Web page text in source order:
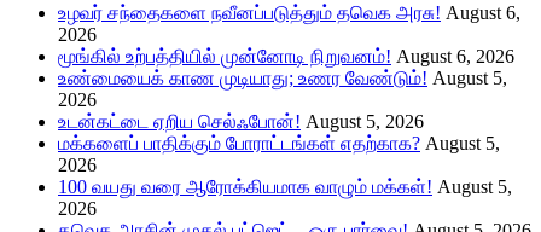
உழவர் சந்தைகளை நவீனப்படுத்தும் தவெக அரசு! August 6,
2026
மூங்கில் உற்பத்தியில் முன்னோடி நிறுவனம்! August 6, 2026
உண்மையைக் காண முடியாது; உணர வேண்டும்! August 5,
2026
உடன்கட்டை ஏறிய செல்ஃபோன்! August 5, 2026
மக்களைப் பாதிக்கும் போராட்டங்கள் எதற்காக? August 5,
2026
100 வயது வரை ஆரோக்கியமாக வாழும் மக்கள்! August 5,
2026